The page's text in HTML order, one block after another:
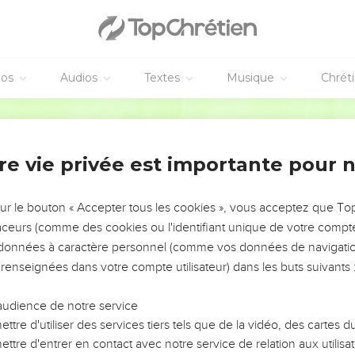
Audios Textes Musique
λελάληκα ὑμῖν· ἔρχεται ὥρα ὅτε οὐκέτι ἐν
ἐν τῷ ὀνόματί μου αἰτήσεσθε, καὶ οὐ λέγω ὑμῖν ὅτι ἐγὼ
ὑμᾶς, ὅτι ὑμεῖς ἐμὲ πεφιλήκατε καὶ
καὶ ἐλήλυθα εἰς τὸν κόσμον· πάλιν ἀφίημι τὸν
αὐτοῦ· Ἴδε νῦν ἐν παρρησίᾳ λαλεῖς, καὶ παροιμίαν
πάντα καὶ οὐ χρείαν ἔχεις ἵνα τίς σε ἐρωτᾷ· ἐν
Ἄρτι πιστεύετε;
ἐλήλυθεν ἵνα σκορπισθῆτε ἕκαστος εἰς τὰ ἴδια κἀμὲ
μετ’ ἐμοῦ ἐστιν.
ἵνα ἐν ἐμοὶ εἰρήνην ἔχητε· ἐν τῷ κόσμῳ θλῖψιν
vie privée est importante pour
le bouton « Accepter tous les cookies », vous acceptez que
(comme des cookies ou l'identifiant unique de votre
à caractère personnel (comme vos données de
dans votre compte utilisateur) dans les buts suivants :
de notre service
d'utiliser des services tiers tels que de la vidéo, des cartes
d'entrer en contact avec notre service de relation aux